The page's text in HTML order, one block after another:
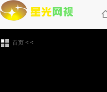
首页 < <